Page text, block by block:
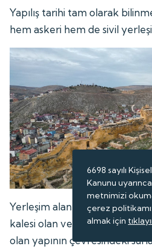
Yapılış tarihi tam olarak
hem askeri hem de sivil
Yerleşim alanı açısından
kalesi olan ve 150 bin
olan yapının çevresindeki
6698 sayılı
Kanunu
metnimizi
çerez
almak için